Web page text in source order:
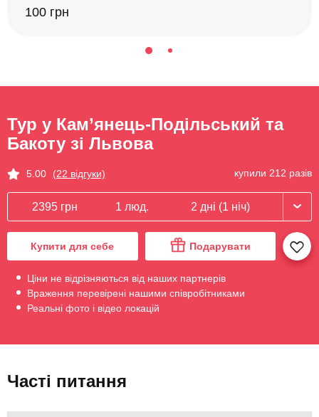
100 грн
Тур у Кам’янець-Подільський та
Бакоту зі Львова
5.00 (22 відгуки) купили 212 разів
2395 грн 1 люд. 2 дні (1 ніч)
Купити для себе Подарувати
Ціни не відрізняються від наших партнерів
Враження перевірені нашими співробітниками
Реальні фото і відео локацій
Часті питання